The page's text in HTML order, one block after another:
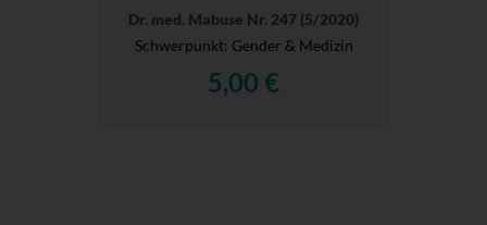
Dr. med. Mabuse Nr. 247 (5/2020)
Schwerpunkt: Gender & Medizin
5,00 €